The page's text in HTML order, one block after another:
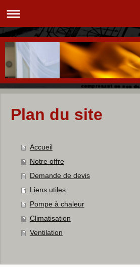
Plan du site
Accueil
Notre offre
Demande de devis
Liens utiles
Pompe à chaleur
Climatisation
Ventilation